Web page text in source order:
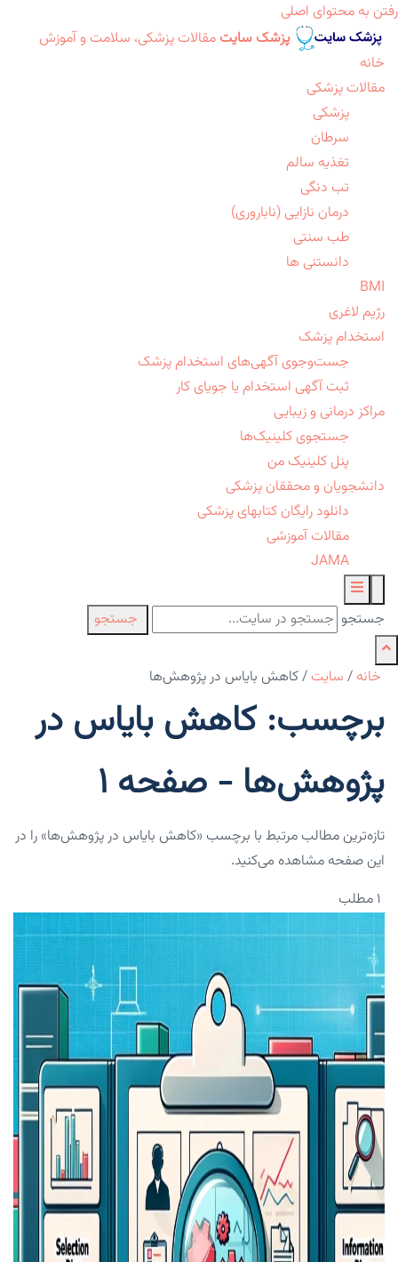
رفتن به محتوای اصلی
پزشک سایت مقالات پزشکی، سلامت و آموزش
خانه
مقالات پزشکی
پزشکی
سرطان
تغذیه سالم
تب دنگی
درمان نازایی (ناباروری)
طب سنتی
دانستنی ها
BMI
رژیم لاغری
استخدام پزشک
جست‌وجوی آگهی‌های استخدام پزشک
ثبت آگهی استخدام یا جویای کار
مراکز درمانی و زیبایی
جستجوی کلینیک‌ها
پنل کلینیک من
دانشجویان و محققان پزشکی
دانلود رایگان کتابهای پزشکی
مقالات آموزشی
JAMA
جستجو جستجو
خانه / سایت /کاهش بایاس در پژوهش‌ها
برچسب: کاهش بایاس در
پژوهش‌ها - صفحه 1
تازه‌ترین مطالب مرتبط با برچسب «کاهش بایاس در پژوهش‌ها» را در
این صفحه مشاهده می‌کنید.
۱ مطلب